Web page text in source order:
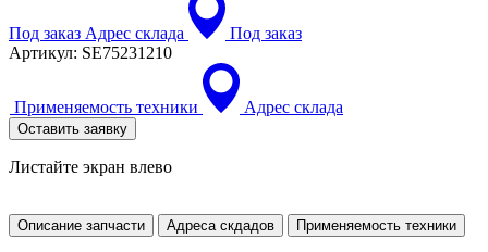
Под заказ Адрес склада
Под заказ
Артикул: SE75231210
Применяемость техники Адрес склада
Оставить заявку
Листайте экран влево
Описание запчасти Адреса скдадов Применяемость техники